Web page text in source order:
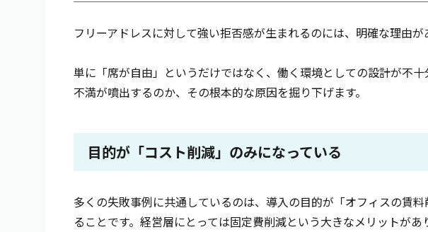
フリーアドレスに対して強い拒否感が生まれるのには、明確な理由が
単に「席が自由」というだけではなく、働く環境としての設計が不
不満が噴出するのか、その根本的な原因を掘り下げます。
目的が「コスト削減」のみになっている
多くの失敗事例に共通しているのは、導入の目的が「オフィスの賃
ることです。経営層にとっては固定費削減という大きなメリットが